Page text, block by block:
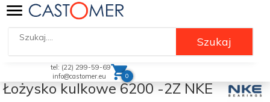
Szukaj
0
tel: (22) 299-59-69
info@castomer.eu
Łożysko kulkowe 6200 -2Z NKE